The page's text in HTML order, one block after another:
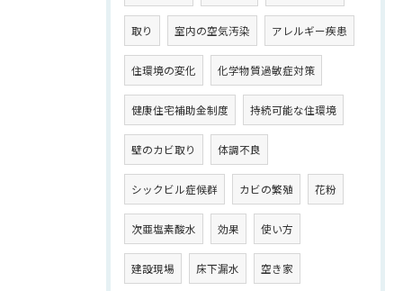
取り 室内の空気汚染 アレルギー疾患
住環境の変化 化学物質過敏症対策
健康住宅補助金制度 持続可能な住環境
壁のカビ取り 体調不良
シックビル症候群 カビの繁殖 花粉
次亜塩素酸水 効果 使い方
建設現場 床下漏水 空き家